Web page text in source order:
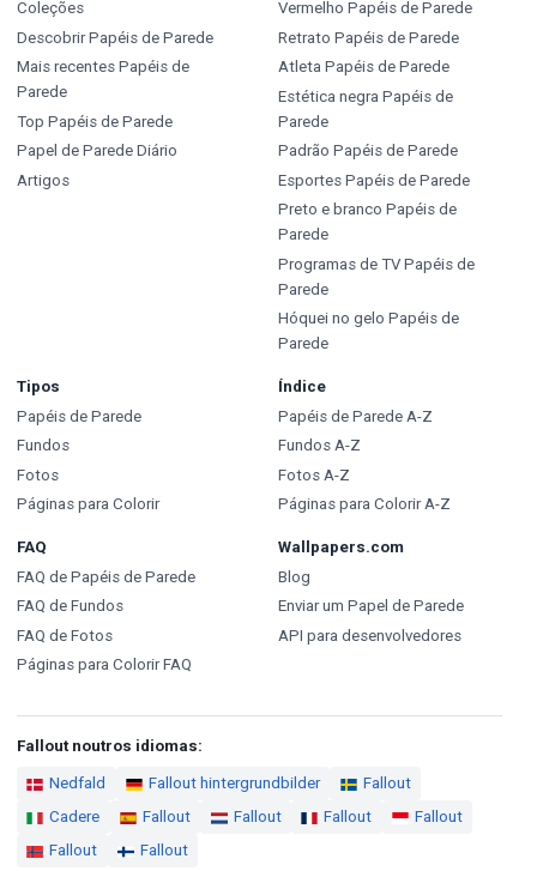
Coleções
Descobrir Papéis de Parede
Mais recentes Papéis de
Parede
Top Papéis de Parede
Papel de Parede Diário
Artigos
Vermelho Papéis de Parede
Retrato Papéis de Parede
Atleta Papéis de Parede
Estética negra Papéis de
Parede
Padrão Papéis de Parede
Esportes Papéis de Parede
Preto e branco Papéis de
Parede
Programas de TV Papéis de
Parede
Hóquei no gelo Papéis de
Parede
Tipos
Papéis de Parede
Fundos
Fotos
Páginas para Colorir
Índice
Papéis de Parede A-Z
Fundos A-Z
Fotos A-Z
Páginas para Colorir A-Z
FAQ
FAQ de Papéis de Parede
FAQ de Fundos
FAQ de Fotos
Páginas para Colorir FAQ
Wallpapers.com
Blog
Enviar um Papel de Parede
API para desenvolvedores
Fallout noutros idiomas:
Nedfald Fallout hintergrundbilder
Fallout
Cadere
Fallout Fallout Fallout
Fallout
Fallout
Fallout